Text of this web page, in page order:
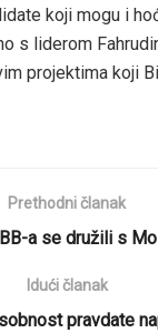
koji mogu i
s liderom
projektima koji
Prethodni članak
a se družili s
Idući članak
pravdate